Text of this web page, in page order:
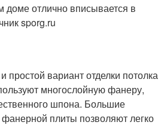
доме отлично вписывается в
sporg.ru
вариант отделки потолка
многослойную фанеру,
шпона. Большие
плиты позволяют легко